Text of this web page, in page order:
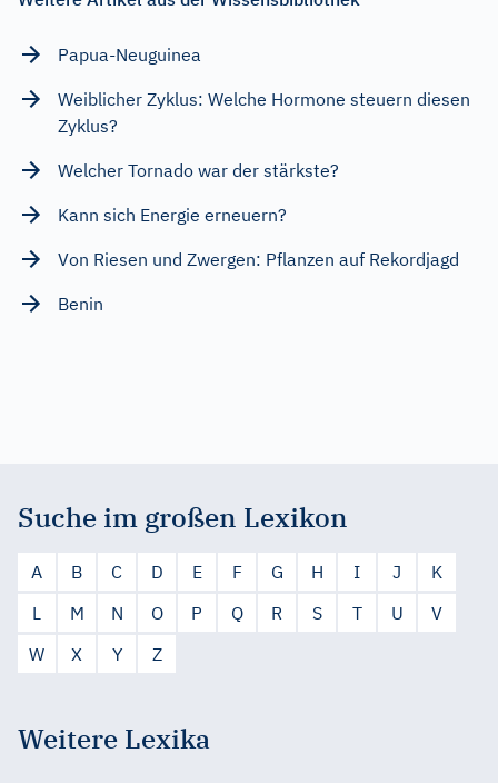
Papua-Neuguinea
Weiblicher Zyklus: Welche Hormone steuern diesen
Zyklus?
Welcher Tornado war der stärkste?
Kann sich Energie erneuern?
Von Riesen und Zwergen: Pflanzen auf Rekordjagd
Benin
Suche im großen Lexikon
A B C D E F G H I J
K
L
M N O P Q R S T U
V
W
X Y Z
Weitere Lexika